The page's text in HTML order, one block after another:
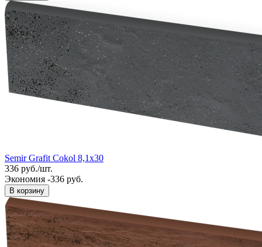
Semir Grafit Cokol 8,1x30
336 руб./шт.
Экономия -336 руб.
В корзину